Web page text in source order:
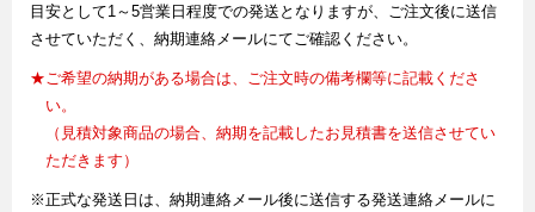
目安として1～5営業日程度での発送となりますが、ご注文後に送信
させていただく、納期連絡メールにてご確認ください。
★ご希望の納期がある場合は、ご注文時の備考欄等に記載くださ
い。
（見積対象商品の場合、納期を記載したお見積書を送信させてい
ただきます）
※正式な発送日は、納期連絡メール後に送信する発送連絡メールに